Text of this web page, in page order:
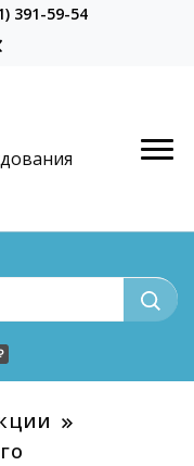
391-59-54